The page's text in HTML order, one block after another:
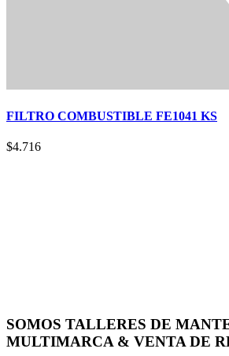
FILTRO COMBUSTIBLE FE1041 KS
$4.716
SOMOS TALLERES DE
MULTIMARCA & VENTA DE